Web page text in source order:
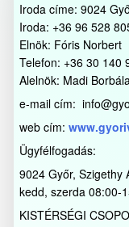
Iroda címe: 9024
Iroda: +36 96 528
Elnök: Fóris Norbert
Telefon: +36 30 140
Alelnök: Madi
e-mail cím:
web cím:
Ügyfélfogadás:
9024 Győr, Szigethy
kedd, szerda 08:00-
KISTÉRSÉGI